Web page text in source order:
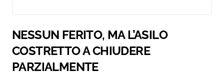
NESSUN FERITO, MA L’ASILO
COSTRETTO A CHIUDERE
PARZIALMENTE